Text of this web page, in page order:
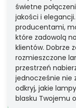
świetne
jakości i
producentami,
które zadowolą
klientów. Dobrze
rozmieszczone
przestrzeń
jednocześnie nie
odkryj, jakie
blasku Twojemu